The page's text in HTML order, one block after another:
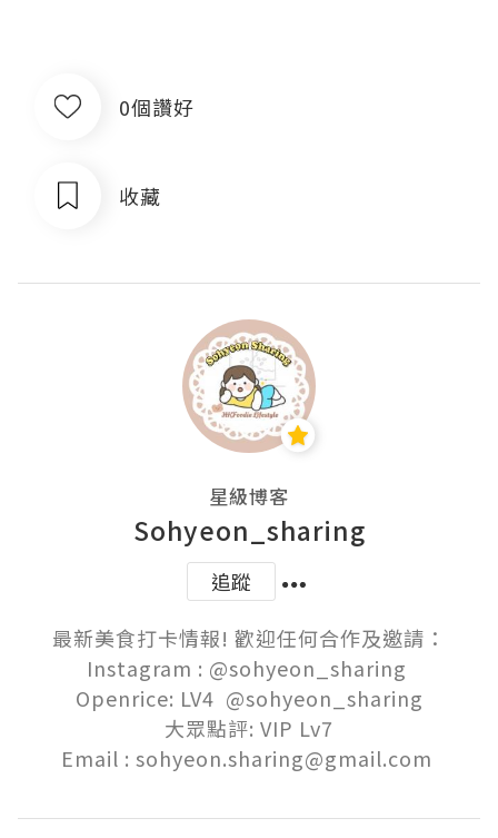
0個讚好
收藏
星級博客
Sohyeon_sharing
追蹤
最新美食打卡情報! 歡迎任何合作及邀請：
Instagram : @sohyeon_sharing
Openrice: LV4  @sohyeon_sharing
大眾點評: VIP Lv7